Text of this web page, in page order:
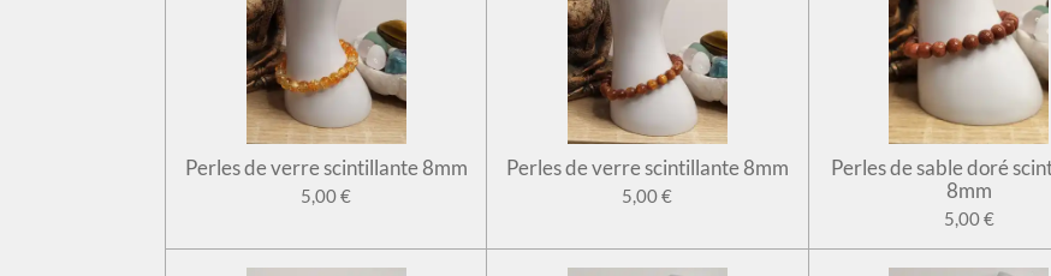
Perles de verre scintillante 8mm
5,00 €
Perles de verre scintillante 8mm
5,00 €
Perles de sable doré
8mm
5,00 €